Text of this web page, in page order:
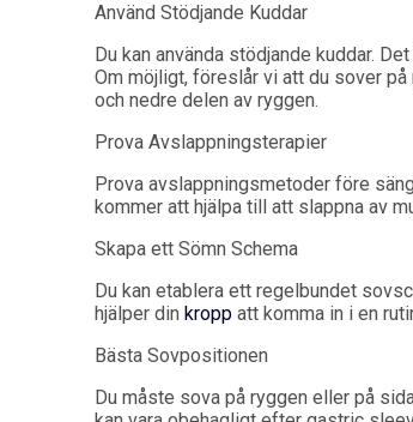
Använd Stödjande Kuddar
Du kan använda stödjande kuddar.
Om möjligt, föreslår vi att du sover
och nedre delen av ryggen.
Prova Avslappningsterapier
Prova avslappningsmetoder före
kommer att hjälpa till att slappna av
Skapa ett Sömn Schema
Du kan etablera ett regelbundet
hjälper dinkropp att komma in i en
Bästa Sovpositionen
Du måste sova på ryggen eller på